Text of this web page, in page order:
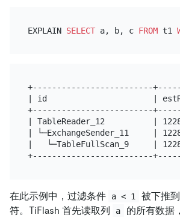
EXPLAIN SELECT a, b, c FROM t1
+-------------------------
| id                      |
+-------------------------
| TableReader_12          |
| └─ExchangeSender_11
|   └─TableFullScan_9     |
在此示例中，过滤条件 a < 1
被下推
符。TiFlash 首先读取列
a 的所有数据